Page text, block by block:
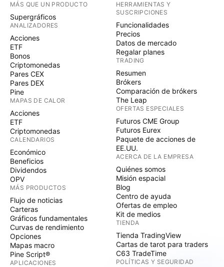
MÁS QUE UN PRODUCTO
Supergráficos
ANALIZADORES
Acciones
ETF
Bonos
Criptomonedas
Pares CEX
Pares DEX
Pine
MAPAS DE CALOR
Acciones
ETF
Criptomonedas
CALENDARIOS
Económico
Beneficios
Dividendos
OPV
MÁS PRODUCTOS
Flujo de noticias
Carteras
Gráficos fundamentales
Curvas de rendimiento
Opciones
Mapas macro
Pine Script®
APLICACIONES
HERRAMIENTAS Y
SUSCRIPCIONES
Funcionalidades
Precios
Datos de mercado
Regalar planes
TRADING
Resumen
Brókers
Comparación de brókers
The Leap
OFERTAS ESPECIALES
Futuros CME Group
Futuros Eurex
Paquete de acciones de
EE.UU.
ACERCA DE LA EMPRESA
Quiénes somos
Misión espacial
Blog
Centro de ayuda
Ofertas de empleo
Kit de medios
TIENDA
Tienda TradingView
Cartas de tarot para traders
C63 TradeTime
POLÍTICAS Y SEGURIDAD